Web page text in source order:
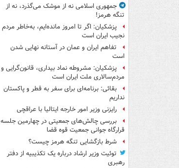
جمهوری اسلامی نه از موشک می‌گذرد، نه از
تنگه هرمز!
پزشکیان: اگر تا امروز مانده‌ایم، به‌خاطر مردم
نجیب ایران است
تفاهم ایران و عمان در آستانه نهایی شدن
است
پزشکیان: مشروطه نماد بیداری، قانون‌گرایی و
مردم‌سالاری ملت ایران است
بقائی: برنامه‌ای برای سفر به قطر و پاکستان
نداریم
رایزنی وزیر امور خارجه ایتالیا با عراقچی
بررسی چالش‌های جمعیتی در چهارمین جلسه
قرارگاه جوانی جمعیت قوه قضا
شرط بازگشایی تنگه هرمز چیست؟
توئیت وزیر ارشاد درباره یک تکذیبیه از دفتر
رهبری